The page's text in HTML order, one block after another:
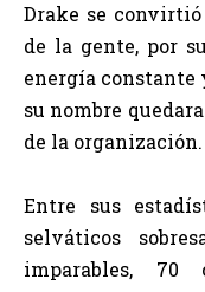
Drake se
de la gente, por
energía constante
su nombre
de la organización.
Entre sus
selváticos
imparables, 70